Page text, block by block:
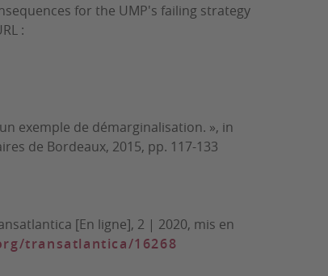
for the UMP's failing strategy
:
exemple de démarginalisation. », in
de Bordeaux, 2015, pp. 117-133
[En ligne], 2 | 2020, mis en
transatlantica/16268